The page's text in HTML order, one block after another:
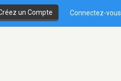
un Compte Connectez-vous